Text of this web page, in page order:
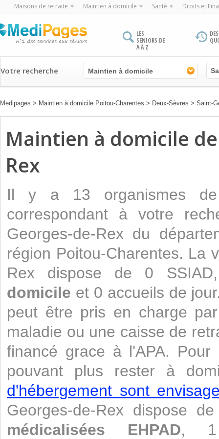
Maisons de retraite Maintien à domicile Santé Droits et
LES
SENIORS DE
A À Z
Votre recherche Maintien à domicile
Medipages > Maintien à domicile Poitou-Charentes > Deux-Sèvres > Saint-
Maintien à domicile
Rex
Il y a 13 organismes
correspondant à votre
Georges-de-Rex du
région Poitou-Charentes. La
Rex dispose de 0
domicile et 0 accueils de
peut être pris en charge
maladie ou une caisse de
financé grace à l'APA.
pouvant plus rester à
d'hébergement sont
Georges-de-Rex dispose
médicalisées
EHPAD, 1